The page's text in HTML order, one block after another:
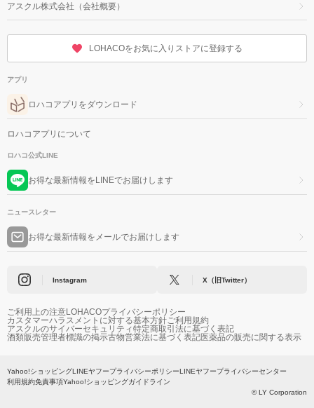
アスクル株式会社（会社概要）
LOHACOをお気に入りストアに登録する
アプリ
ロハコアプリをダウンロード
ロハコアプリについて
ロハコ公式LINE
お得な最新情報をLINEでお届けします
ニュースレター
お得な最新情報をメールでお届けします
Instagram X（旧Twitter）
ご利用上の注意LOHACOプライバシーポリシー
カスタマーハラスメントに対する基本方針ご利用規約
アスクルのサイバーセキュリティ特定商取引法に基づく表記
酒類販売管理者標識の掲示古物営業法に基づく表記医薬品の販売に関する表示
Yahoo!ショッピングLINEヤフープライバシーポリシーLINEヤフープライバシーセンター
利用規約免責事項Yahoo!ショッピングガイドライン
© LY Corporation